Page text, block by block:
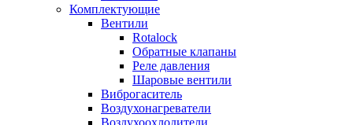
Комплектующие
Вентили
Rotalock
Обратные клапаны
Реле давления
Шаровые вентили
Виброгаситель
Воздухонагреватели
Воздухоохлодители